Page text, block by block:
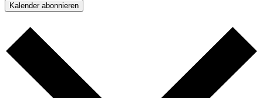
Kalender abonnieren